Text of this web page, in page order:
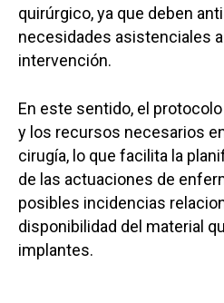
quirúrgico, ya que deben
necesidades asistenciales
intervención.
En este sentido, el
y los recursos necesarios
cirugía, lo que facilita la
de las actuaciones de
posibles incidencias
disponibilidad del material
implantes.